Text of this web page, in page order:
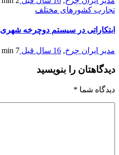
تجارب کشورهای مختلف
ابتکاراتی در سیستم دوچرخه شهری
مدیر ایران چرخ, 16 سال قبل 7 min
دیدگاهتان را بنویسید
دیدگاه شما *